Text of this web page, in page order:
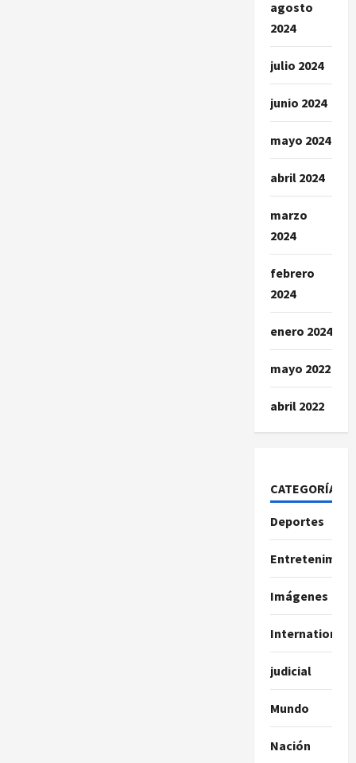
agosto
2024
julio 2024
junio 2024
mayo 2024
abril 2024
marzo
2024
febrero
2024
enero 2024
mayo 2022
abril 2022
CATEGORÍAS
Deportes
Imágenes
International
judicial
Mundo
Nación